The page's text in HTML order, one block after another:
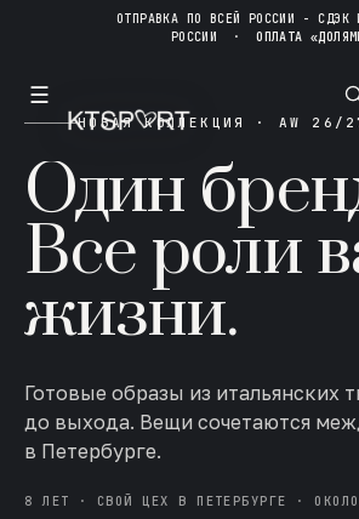
ОТПРАВКА ПО ВСЕЙ РОССИИ - СДЭК
РОССИИ ·ОПЛАТА
☰
НОВАЯ КОЛЛЕКЦИЯ · AW 26/
Один
Все роли
жизни.
Готовые образы из итальянских
до выхода. Вещи сочетаются
в Петербурге.
8 ЛЕТ · СВОЙ ЦЕХ В ПЕТЕРБУРГЕ ·